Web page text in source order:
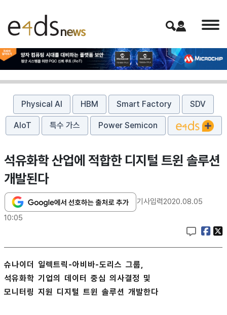
Physical AI HBM Smart Factory SDV
AIoT 특수 가스 Power Semicon
석유화학 산업에 적합한 디지털 트윈 솔루션
개발된다
기사입력2020.08.05
10:05
슈나이더 일렉트릭-아비바-도리스 그룹,
석유화학 기업의 데이터 중심 의사결정 및
모니터링 지원 디지털 트윈 솔루션 개발한다